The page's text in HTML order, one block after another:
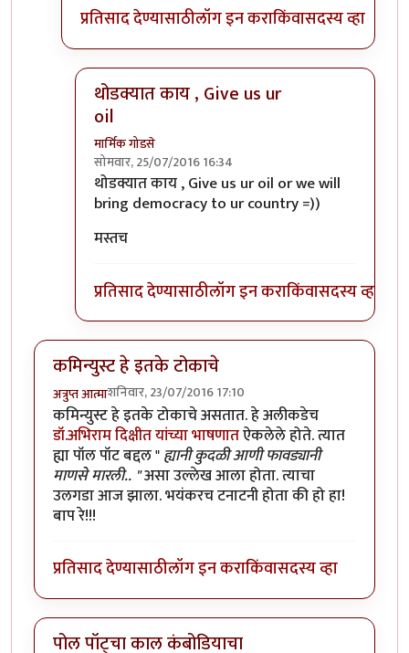
प्रतिसाद देण्यासाठीलॉग इन कराकिंवासदस्य व्हा
थोडक्यात काय , Give us ur
oil
मार्मिक गोडसे
सोमवार, 25/07/2016 16:34
In reply toथोडक्यात काय , Give us ur oil
थोडक्यात काय , Give us ur oil or we will
bring democracy to ur country =))
मस्तच
प्रतिसाद देण्यासाठीलॉग इन कराकिंवासदस्य व्हा
कमिन्युस्ट हे इतके टोकाचे
अत्रुप्त आत्माशनिवार, 23/07/2016 17:10
कमिन्युस्ट हे इतके टोकाचे असतात. हे अलीकडेच
डॉ.अभिराम दिक्षीत यांच्या भाषणातऐकलेले होते. त्यात
ह्या पॉल पॉट बद्दल "ह्यानी कुदळी आणी फावड्यानी
माणसे मारली.. "असा उल्लेख आला होता. त्याचा
उलगडा आज झाला. भयंकरच टनाटनी होता की हो हा!
बाप रे!!!
प्रतिसाद देण्यासाठीलॉग इन कराकिंवासदस्य व्हा
पोल पॉट्चा काल कंबोडियाचा